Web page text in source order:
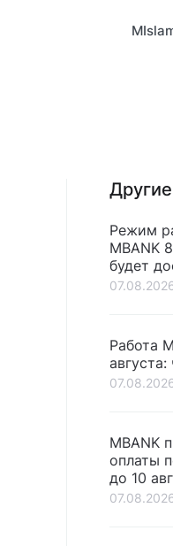
Режим
MBANK
будет
Работа
MBANK
оплаты
до 10